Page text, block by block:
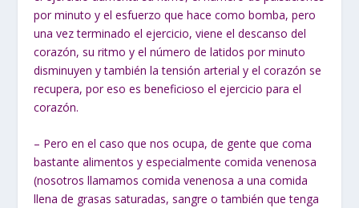
por minuto y el esfuerzo que hace como bomba, pero
una vez terminado el ejercicio, viene el descanso del
corazón, su ritmo y el número de latidos por minuto
disminuyen y también la tensión arterial y el corazón se
recupera, por eso es beneficioso el ejercicio para el
corazón.
– Pero en el caso que nos ocupa, de gente que coma
bastante alimentos y especialmente comida venenosa
(nosotros llamamos comida venenosa a una comida
llena de grasas saturadas, sangre o también que tenga